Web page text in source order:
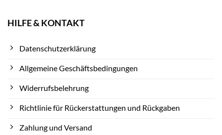
HILFE & KONTAKT
Datenschutzerklärung
Allgemeine Geschäftsbedingungen
Widerrufsbelehrung
Richtlinie für Rückerstattungen und Rückgaben
Zahlung und Versand